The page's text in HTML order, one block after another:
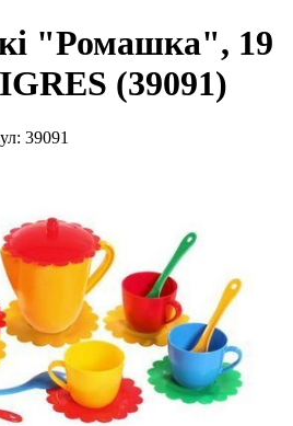
"Ромашка", 19
(39091)
39091